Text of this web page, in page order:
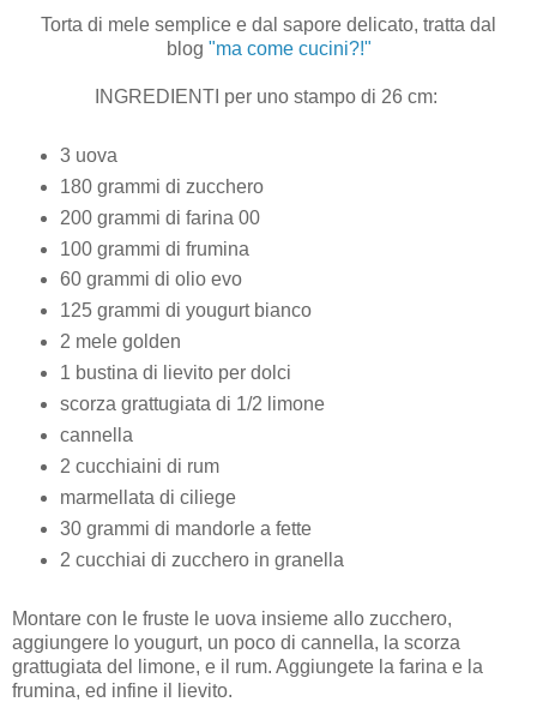
Torta di mele semplice e dal sapore delicato, tratta dal
blog "ma come cucini?!"
INGREDIENTI per uno stampo di 26 cm:
3 uova
180 grammi di zucchero
200 grammi di farina 00
100 grammi di frumina
60 grammi di olio evo
125 grammi di yougurt bianco
2 mele golden
1 bustina di lievito per dolci
scorza grattugiata di 1/2 limone
cannella
2 cucchiaini di rum
marmellata di ciliege
30 grammi di mandorle a fette
2 cucchiai di zucchero in granella
Montare con le fruste le uova insieme allo zucchero,
aggiungere lo yougurt, un poco di cannella, la scorza
grattugiata del limone, e il rum. Aggiungete la farina e la
frumina, ed infine il lievito.